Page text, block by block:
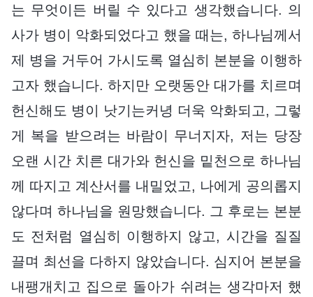
는 무엇이든 버릴 수 있다고 생각했습니다. 의
사가 병이 악화되었다고 했을 때는, 하나님께서
제 병을 거두어 가시도록 열심히 본분을 이행하
고자 했습니다. 하지만 오랫동안 대가를 치르며
헌신해도 병이 낫기는커녕 더욱 악화되고, 그렇
게 복을 받으려는 바람이 무너지자, 저는 당장
오랜 시간 치른 대가와 헌신을 밑천으로 하나님
께 따지고 계산서를 내밀었고, 나에게 공의롭지
않다며 하나님을 원망했습니다. 그 후로는 본분
도 전처럼 열심히 이행하지 않고, 시간을 질질
끌며 최선을 다하지 않았습니다. 심지어 본분을
내팽개치고 집으로 돌아가 쉬려는 생각마저 했